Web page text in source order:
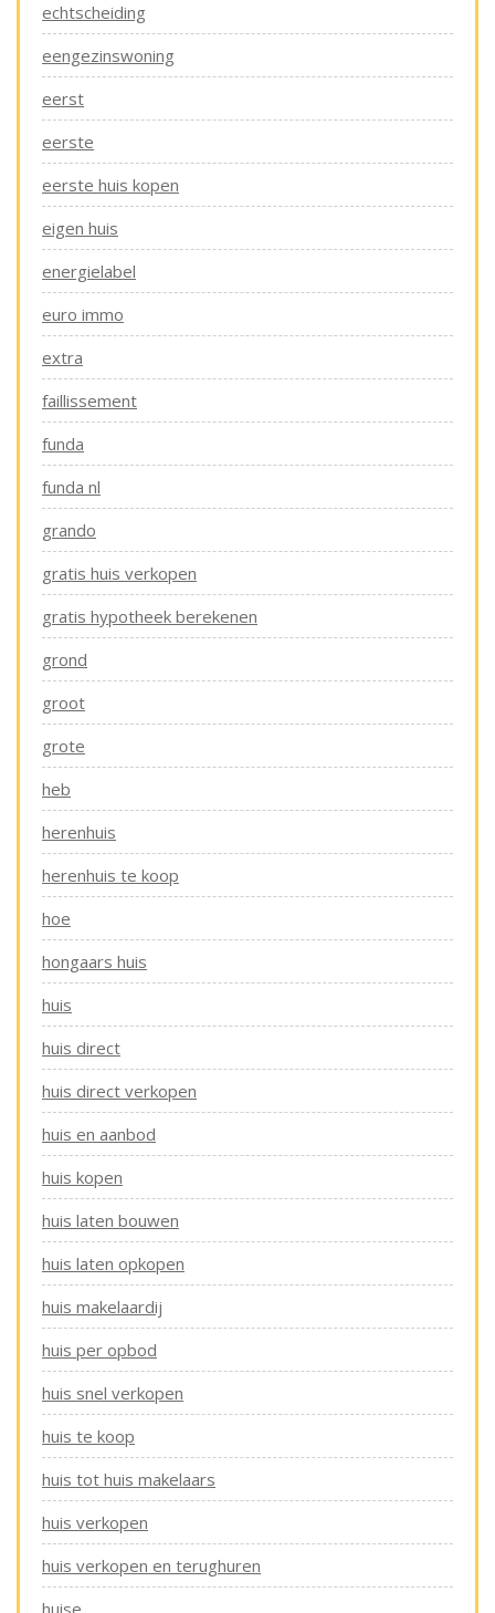
echtscheiding
eengezinswoning
eerst
eerste
eerste huis kopen
eigen huis
energielabel
euro immo
extra
faillissement
funda
funda nl
grando
gratis huis verkopen
gratis hypotheek berekenen
grond
groot
grote
heb
herenhuis
herenhuis te koop
hoe
hongaars huis
huis
huis direct
huis direct verkopen
huis en aanbod
huis kopen
huis laten bouwen
huis laten opkopen
huis makelaardij
huis per opbod
huis snel verkopen
huis te koop
huis tot huis makelaars
huis verkopen
huis verkopen en terughuren
huise